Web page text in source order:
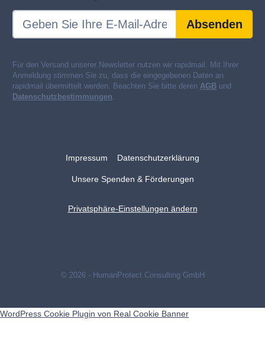
Absenden
Für den Versand unserer Newsletter nutzen wir rapidmail. Mit Ihrer
Anmeldung stimmen Sie zu, dass die eingegebenen Daten an
rapidmail übermittelt werden. Beachten Sie bitte derenAGB und
Datenschutzbestimmungen.
Impressum Datenschutzerklärung
Unsere Spenden & Förderungen
Privatsphäre-Einstellungen ändern
© 2026 - HumanProtect Consulting GmbH
WordPress Cookie Plugin von Real Cookie Banner